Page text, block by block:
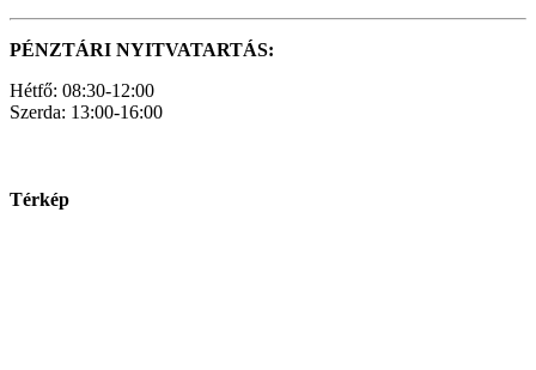
PÉNZTÁRI NYITVATARTÁS:
Hétfő: 08:30-12:00
Szerda: 13:00-16:00
Térkép